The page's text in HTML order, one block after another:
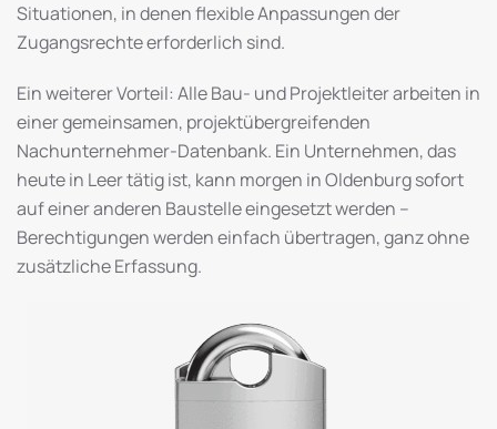
Situationen, in denen flexible Anpassungen der
Zugangsrechte erforderlich sind.
Ein weiterer Vorteil: Alle Bau- und Projektleiter arbeiten in
einer gemeinsamen, projektübergreifenden
Nachunternehmer-Datenbank. Ein Unternehmen, das
heute in Leer tätig ist, kann morgen in Oldenburg sofort
auf einer anderen Baustelle eingesetzt werden –
Berechtigungen werden einfach übertragen, ganz ohne
zusätzliche Erfassung.